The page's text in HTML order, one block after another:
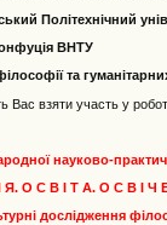
Політехнічний
ВНТУ
та
Вас взяти участь у
науково-
О С В І Т А. О С В І Ч
дослідження